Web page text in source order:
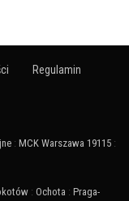
Regulamin
: MCK Warszawa 19115 :
: Ochota : Praga-